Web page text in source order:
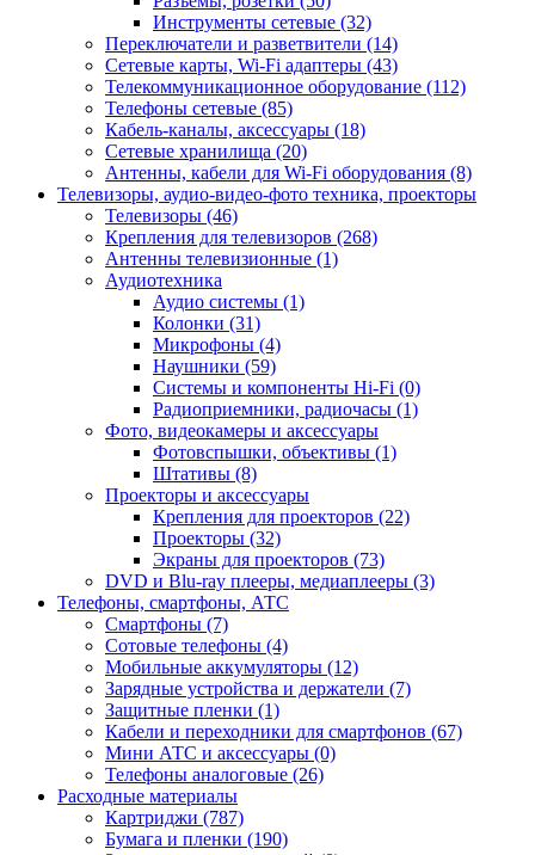
Инструменты сетевые (32)
Переключатели и разветвители (14)
Сетевые карты, Wi-Fi адаптеры (43)
Телекоммуникационное оборудование (112)
Телефоны сетевые (85)
Кабель-каналы, аксессуары (18)
Сетевые хранилища (20)
Антенны, кабели для Wi-Fi оборудования (8)
Телевизоры, аудио-видео-фото техника, проекторы
Телевизоры (46)
Крепления для телевизоров (268)
Антенны телевизионные (1)
Аудиотехника
Аудио системы (1)
Колонки (31)
Микрофоны (4)
Наушники (59)
Системы и компоненты Hi-Fi (0)
Радиоприемники, радиочасы (1)
Фото, видеокамеры и аксессуары
Фотовспышки, объективы (1)
Штативы (8)
Проекторы и аксессуары
Крепления для проекторов (22)
Проекторы (32)
Экраны для проекторов (73)
DVD и Blu-ray плееры, медиаплееры (3)
Телефоны, смартфоны, АТС
Смартфоны (7)
Сотовые телефоны (4)
Мобильные аккумуляторы (12)
Зарядные устройства и держатели (7)
Защитные пленки (1)
Кабели и переходники для смартфонов (67)
Мини АТС и аксессуары (0)
Телефоны аналоговые (26)
Расходные материалы
Картриджи (787)
Бумага и пленки (190)